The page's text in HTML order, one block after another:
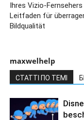
Ihres Vizio-Fernsehers
Leitfaden für
Bildqualität
maxwelhelp
СТАТТІ ПО ТЕМІ